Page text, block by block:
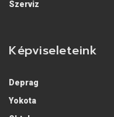
Szerviz
Képviseleteink
Deprag
Yokota